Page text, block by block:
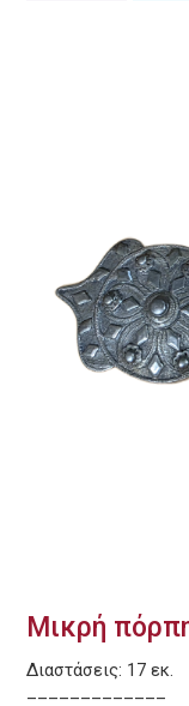
Μικρή
Διαστάσεις: 17 εκ.